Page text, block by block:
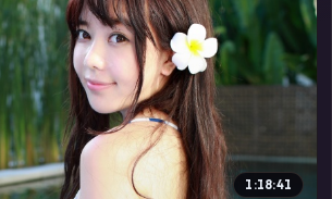
▶
1:18:41